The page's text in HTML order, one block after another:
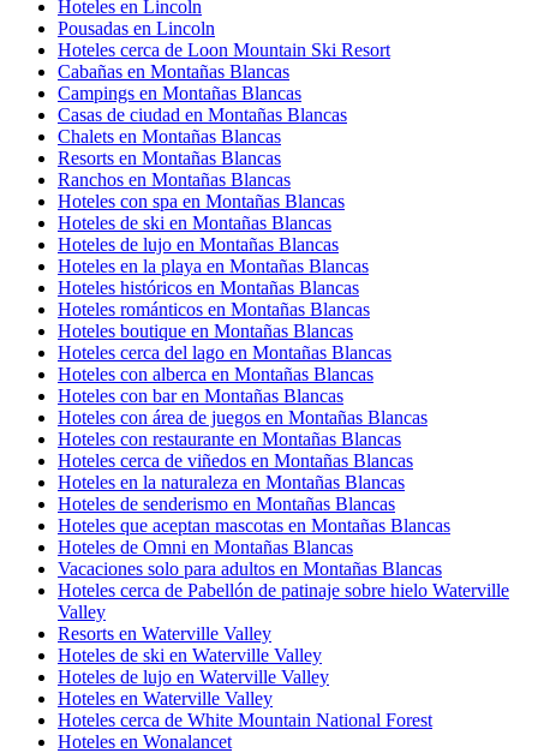
Hoteles en Lincoln
Pousadas en Lincoln
Hoteles cerca de Loon Mountain Ski Resort
Cabañas en Montañas Blancas
Campings en Montañas Blancas
Casas de ciudad en Montañas Blancas
Chalets en Montañas Blancas
Resorts en Montañas Blancas
Ranchos en Montañas Blancas
Hoteles con spa en Montañas Blancas
Hoteles de ski en Montañas Blancas
Hoteles de lujo en Montañas Blancas
Hoteles en la playa en Montañas Blancas
Hoteles históricos en Montañas Blancas
Hoteles románticos en Montañas Blancas
Hoteles boutique en Montañas Blancas
Hoteles cerca del lago en Montañas Blancas
Hoteles con alberca en Montañas Blancas
Hoteles con bar en Montañas Blancas
Hoteles con área de juegos en Montañas Blancas
Hoteles con restaurante en Montañas Blancas
Hoteles cerca de viñedos en Montañas Blancas
Hoteles en la naturaleza en Montañas Blancas
Hoteles de senderismo en Montañas Blancas
Hoteles que aceptan mascotas en Montañas Blancas
Hoteles de Omni en Montañas Blancas
Vacaciones solo para adultos en Montañas Blancas
Hoteles cerca de Pabellón de patinaje sobre hielo Waterville
Valley
Resorts en Waterville Valley
Hoteles de ski en Waterville Valley
Hoteles de lujo en Waterville Valley
Hoteles en Waterville Valley
Hoteles cerca de White Mountain National Forest
Hoteles en Wonalancet